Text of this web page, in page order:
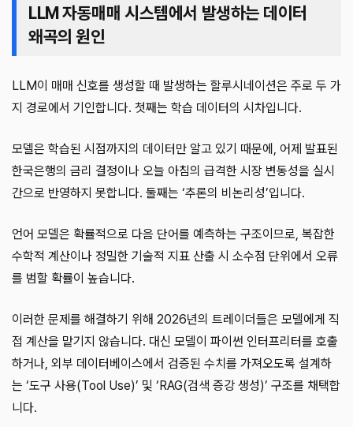
LLM 자동매매 시스템에서 발생하는 데이터
왜곡의 원인
LLM이 매매 신호를 생성할 때 발생하는 할루시네이션은 주로 두 가
지 경로에서 기인합니다. 첫째는 학습 데이터의 시차입니다.
모델은 학습된 시점까지의 데이터만 알고 있기 때문에, 어제 발표된
한국은행의 금리 결정이나 오늘 아침의 급격한 시장 변동성을 실시
간으로 반영하지 못합니다. 둘째는 ‘추론의 비논리성’입니다.
언어 모델은 확률적으로 다음 단어를 예측하는 구조이므로, 복잡한
수학적 계산이나 정밀한 기술적 지표 산출 시 소수점 단위에서 오류
를 범할 확률이 높습니다.
이러한 문제를 해결하기 위해 2026년의 트레이더들은 모델에게 직
접 계산을 맡기지 않습니다. 대신 모델이 파이썬 인터프리터를 호출
하거나, 외부 데이터베이스에서 검증된 수치를 가져오도록 설계하
는 ‘도구 사용(Tool Use)’ 및 ‘RAG(검색 증강 생성)’ 구조를 채택합
니다.